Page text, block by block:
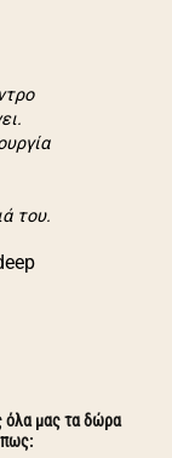
του.
όλα μας τα δώρα
πως: